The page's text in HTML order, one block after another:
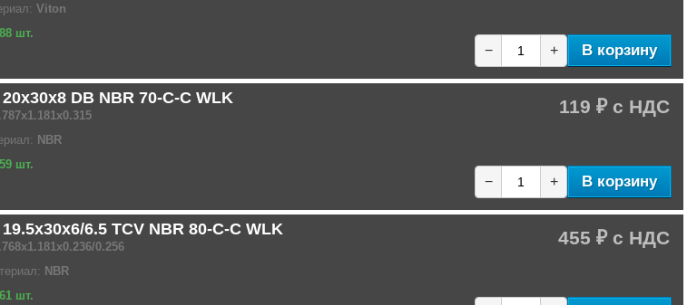
Viton
88 шт.
− + В корзину
DB NBR 70-C-C WLK
NBR
59 шт.
119 ₽
− + В корзину
6.5 TCV NBR 80-C-C WLK
0.256
NBR
61 шт.
455 ₽